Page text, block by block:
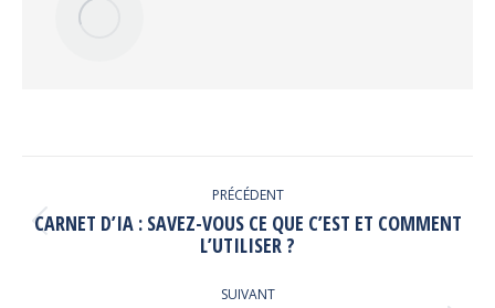
ARTICLE
PRÉCÉDENT
Article
précédent
CARNET D’IA : SAVEZ-VOUS CE QUE C’EST ET COMMENT
L’UTILISER ?
SUIVANT